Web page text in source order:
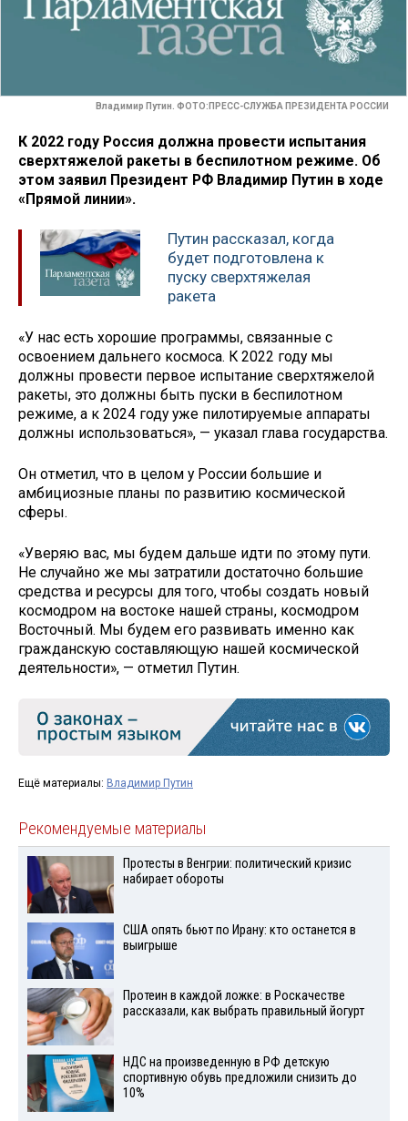
Владимир Путин. ФОТО:ПРЕСС-СЛУЖБА ПРЕЗИДЕНТА РОССИИ
К 2022 году Россия должна провести испытания
сверхтяжелой ракеты в беспилотном режиме. Об
этом заявил Президент РФ Владимир Путин в ходе
«Прямой линии».
Путин рассказал, когда
будет подготовлена к
пуску сверхтяжелая
ракета
«У нас есть хорошие программы, связанные с
освоением дальнего космоса. К 2022 году мы
должны провести первое испытание сверхтяжелой
ракеты, это должны быть пуски в беспилотном
режиме, а к 2024 году уже пилотируемые аппараты
должны использоваться», — указал глава государства.
Он отметил, что в целом у России большие и
амбициозные планы по развитию космической
сферы.
«Уверяю вас, мы будем дальше идти по этому пути.
Не случайно же мы затратили достаточно большие
средства и ресурсы для того, чтобы создать новый
космодром на востоке нашей страны, космодром
Восточный. Мы будем его развивать именно как
гражданскую составляющую нашей космической
деятельности», — отметил Путин.
Ещё материалы: Владимир Путин
Рекомендуемые материалы
Протесты в Венгрии: политический кризис
набирает обороты
США опять бьют по Ирану: кто останется в
выигрыше
Протеин в каждой ложке: в Роскачестве
рассказали, как выбрать правильный йогурт
НДС на произведенную в РФ детскую
спортивную обувь предложили снизить до
10%